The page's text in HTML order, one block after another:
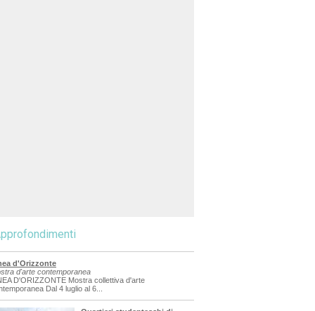
d'Orizzonte
d'arte contemporanea
D'ORIZZONTE Mostra collettiva d'arte
Dal 4 luglio al 6...